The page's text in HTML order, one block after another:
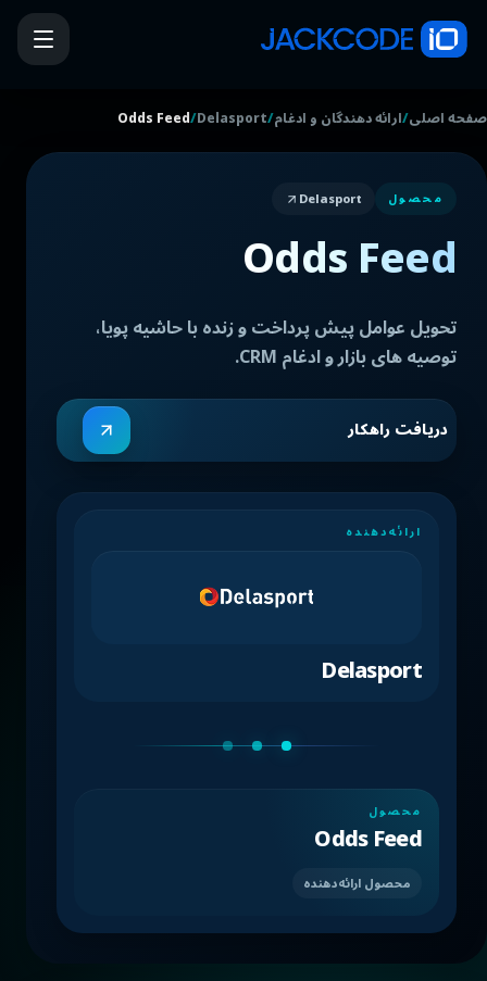
صفحه اصلی/ارائه دهندگان و ادغام/
Delasport
/
Odds Feed
محصول Delasport
Odds Feed
تحویل عوامل پیش پرداخت و زنده با حاشیه پویا،
توصیه های بازار و ادغام CRM.
دریافت راهکار
ارائه‌دهنده
Delasport
محصول
Odds Feed
محصول ارائه‌دهنده